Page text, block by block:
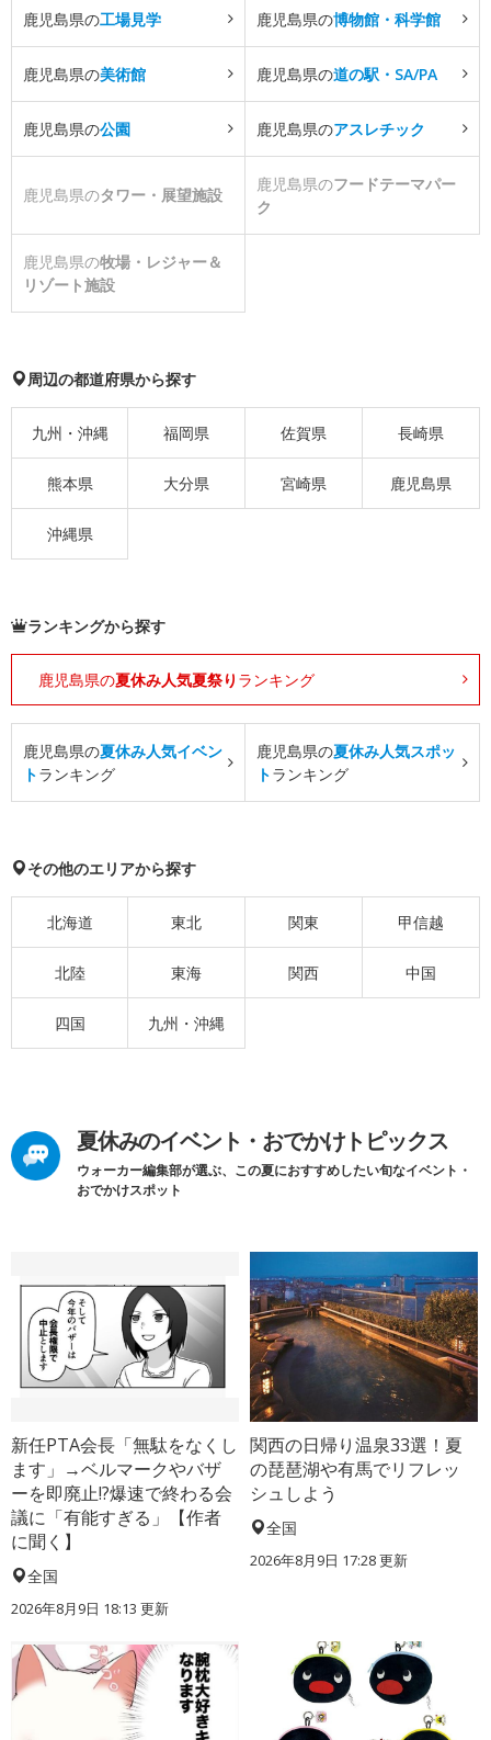
鹿児島県の工場見学 鹿児島県の博物館・科学館
鹿児島県の美術館 鹿児島県の道の駅・SA/PA
鹿児島県の公園 鹿児島県のアスレチック
鹿児島県のタワー・展望施設
鹿児島県のフードテーマパー
ク
鹿児島県の牧場・レジャー＆
リゾート施設
周辺の都道府県から探す
九州・沖縄 福岡県 佐賀県 長崎県
熊本県 大分県 宮崎県 鹿児島県
沖縄県
ランキングから探す
鹿児島県の夏休み人気夏祭り ランキング
鹿児島県の夏休み人気イベン
トランキング
鹿児島県の夏休み人気スポッ
トランキング
その他のエリアから探す
北海道 東北 関東 甲信越
北陸 東海 関西 中国
四国 九州・沖縄
夏休みのイベント・おでかけトピックス
ウォーカー編集部が選ぶ、この夏におすすめしたい旬なイベント・
おでかけスポット
新任PTA会長「無駄をなくし
ます」→ベルマークやバザ
ーを即廃止!?爆速で終わる会
議に「有能すぎる」【作者
に聞く】
全国
2026年8月9日 18:13 更新
関西の日帰り温泉33選！夏
の琵琶湖や有馬でリフレッ
シュしよう
全国
2026年8月9日 17:28更新